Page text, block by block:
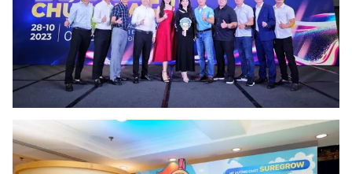
® Cấm sao chép dưới mọi hình thức nếu không có sự chấp
thuận bằng văn bản. Ghi rõ nguồn VTV.vn khi phát hành lại
thông tin từ website này.